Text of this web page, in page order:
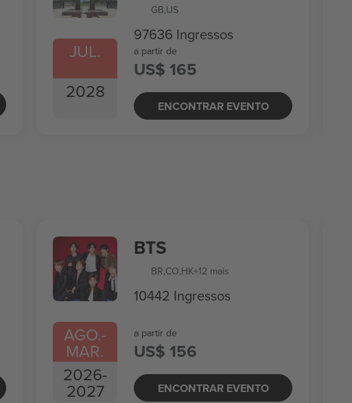
JUL.
2028
GB,US
97636 Ingressos
a partir de
US$ 165
ENCONTRAR EVENTO
AGO.-
MAR.
2026-
2027
BTS
BR,CO,HK+12 mais
10442 Ingressos
a partir de
US$ 156
ENCONTRAR EVENTO